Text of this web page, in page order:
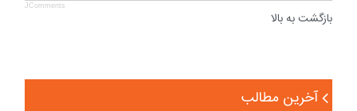
JComments
بازگشت به بالا
آخرین مطالب